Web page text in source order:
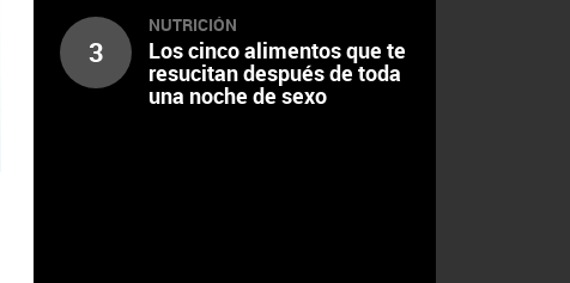
3
NUTRICIÓN
Los cinco alimentos que te
resucitan después de toda
una noche de sexo